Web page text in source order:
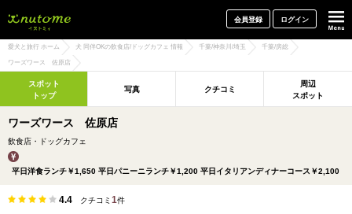
会員登録 ログイン
愛犬と旅行 ホーム 犬 同伴OKの飲食店/ドッグカフェ 情報 千葉/神奈川/埼玉 千葉/房総
ワーズワース 佐原店
スポット
トップ
写真 クチコミ
周辺
スポット
ワーズワース 佐原店
飲食店・ドッグカフェ
平日洋食ランチ￥1,650 平日パニーニランチ￥1,200 平日イタリアンディナーコース￥2,100
4.4 クチコミ 1件